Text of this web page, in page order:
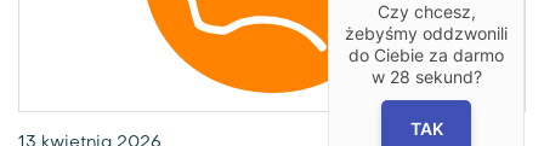
Czy chcesz,
żebyśmy oddzwonili
do Ciebie za darmo
w 28 sekund?
TAK